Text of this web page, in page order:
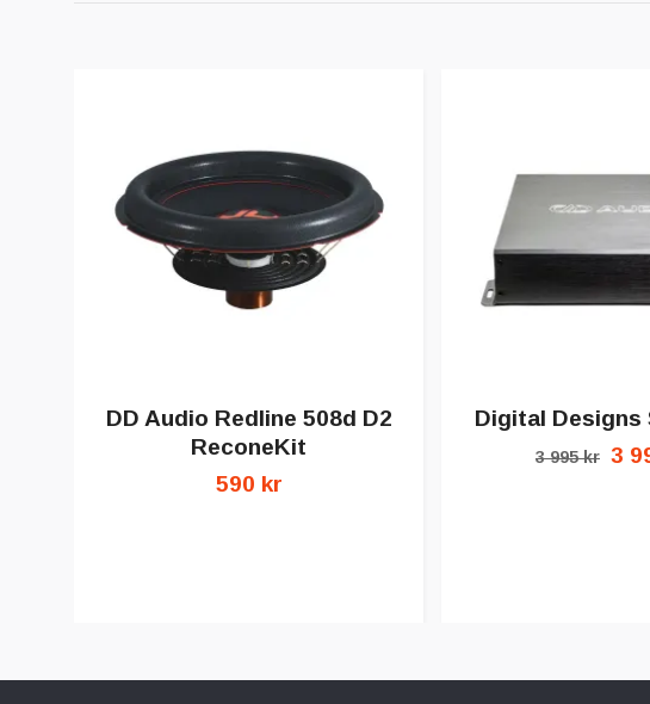
DD Audio Redline 508d D2
ReconeKit
590 kr
Digital Designs
3 995 kr 3